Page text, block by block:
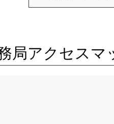
局アクセスマ